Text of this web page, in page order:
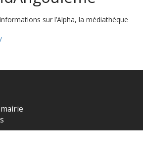
sur l’Alpha, la médiathèque